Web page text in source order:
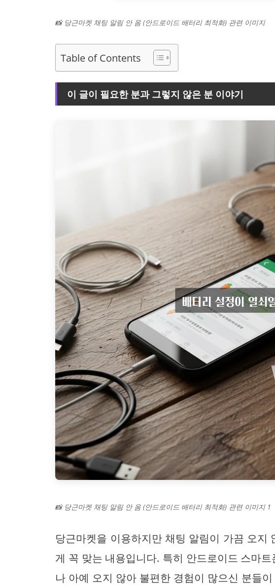
📸 당근마켓 채팅 알림 안 옴 (안드로이드 배터리 최적화) 관련 이미지
Table of Contents
이 글이 필요한 분과 그렇지 않은 분 이야기
📸 당근마켓 채팅 알림 안 옴 (안드로이드 배터리 최적화) 관련 이미지 1
당근마켓을 이용하지만 채팅 알림이 가끔 오지
게 꼭 맞는 내용입니다. 특히 안드로이드 스마
나 아예 오지 않아 불편한 경험이 많으신 분들